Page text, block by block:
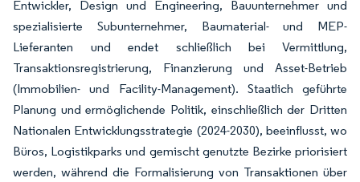
Entwickler, Design und Engineering, Bauunternehmer und
spezialisierte Subunternehmer, Baumaterial- und MEP-
Lieferanten und endet schließlich bei Vermittlung,
Transaktionsregistrierung, Finanzierung und Asset-Betrieb
(Immobilien- und Facility-Management). Staatlich geführte
Planung und ermöglichende Politik, einschließlich der Dritten
Nationalen Entwicklungsstrategie (2024-2030), beeinflusst, wo
Büros, Logistikparks und gemischt genutzte Bezirke priorisiert
werden, während die Formalisierung von Transaktionen über